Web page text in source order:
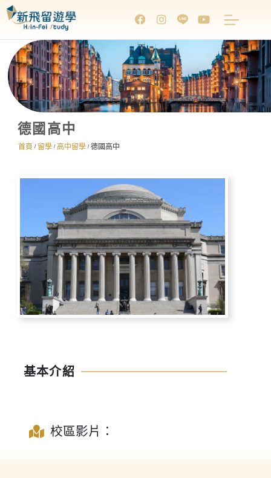
德國高中
首頁 / 留學 / 高中留學 / 德國高中
基本介紹
校區影片：